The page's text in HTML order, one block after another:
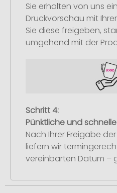
Sie erhalten von uns
Druckvorschau mit
Sie diese freigeben,
umgehend mit der
Schritt 4:
Pünktliche und
Nach Ihrer Freigabe
liefern wir
vereinbarten Datum –